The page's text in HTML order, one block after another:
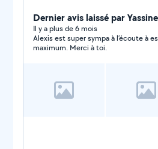
Dernier avis laissé par
Il y a plus de 6 mois
Alexis est super sympa à l’écoute à
maximum. Merci à toi.